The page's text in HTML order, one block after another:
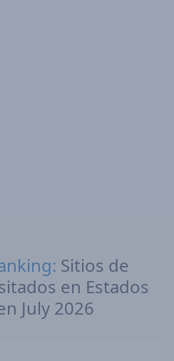
Sitios de
en Estados
July 2026